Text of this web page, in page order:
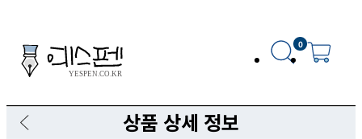
0
상품 상세 정보